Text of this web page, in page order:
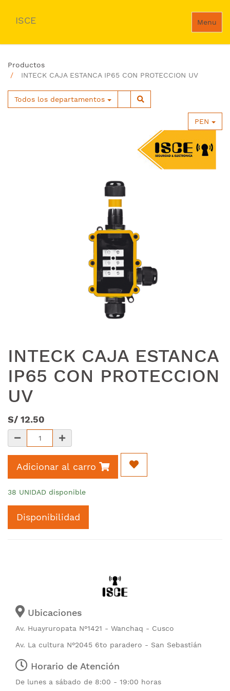
Menu
ISCE
Productos
INTECK CAJA ESTANCA IP65 CON PROTECCION UV
Todos los departamentos
PEN
INTECK CAJA ESTANCA
IP65 CON PROTECCION
UV
S/ 12.50
Adicionar al carro
38 UNIDAD disponible
Disponibilidad
Ubicaciones
Av. Huayruropata N°1421 - Wanchaq - Cusco
Av. La cultura N°2045 6to paradero - San Sebastián
Horario de Atención
De lunes a sábado de 8:00 - 19:00 horas